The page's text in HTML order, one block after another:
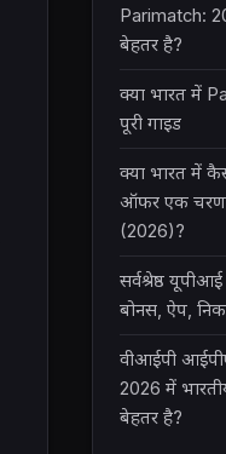
Parimatch:
बेहतर है?
क्या भारत में
पूरी गाइड
क्या भारत में
ऑफर एक चरण-
(2026)?
सर्वश्रेष्ठ
बोनस, ऐप,
वीआईपी
2026 में
बेहतर है?